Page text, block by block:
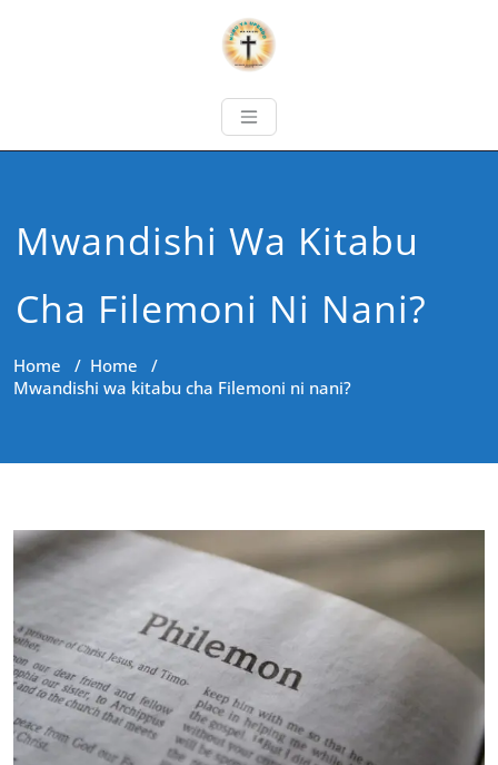
Mwandishi Wa Kitabu
Cha Filemoni Ni Nani?
Home / Home /
Mwandishi wa kitabu cha Filemoni ni nani?